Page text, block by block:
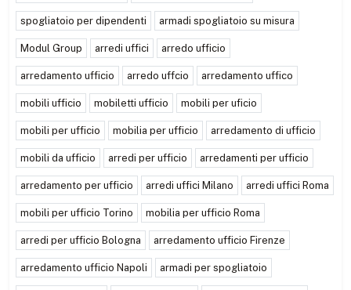
spogliatoio per dipendenti armadi spogliatoio su misura
Modul Group arredi uffici arredo ufficio
arredamento ufficio arredo uffcio arredamento uffico
mobili ufficio mobiletti ufficio mobili per uficio
mobili per ufficio mobilia per ufficio arredamento di ufficio
mobili da ufficio arredi per ufficio arredamenti per ufficio
arredamento per ufficio arredi uffici Milano arredi uffici Roma
mobili per ufficio Torino mobilia per ufficio Roma
arredi per ufficio Bologna arredamento ufficio Firenze
arredamento ufficio Napoli armadi per spogliatoio